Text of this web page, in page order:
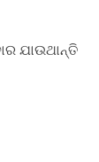
ଯାଉଥାନ୍ତି